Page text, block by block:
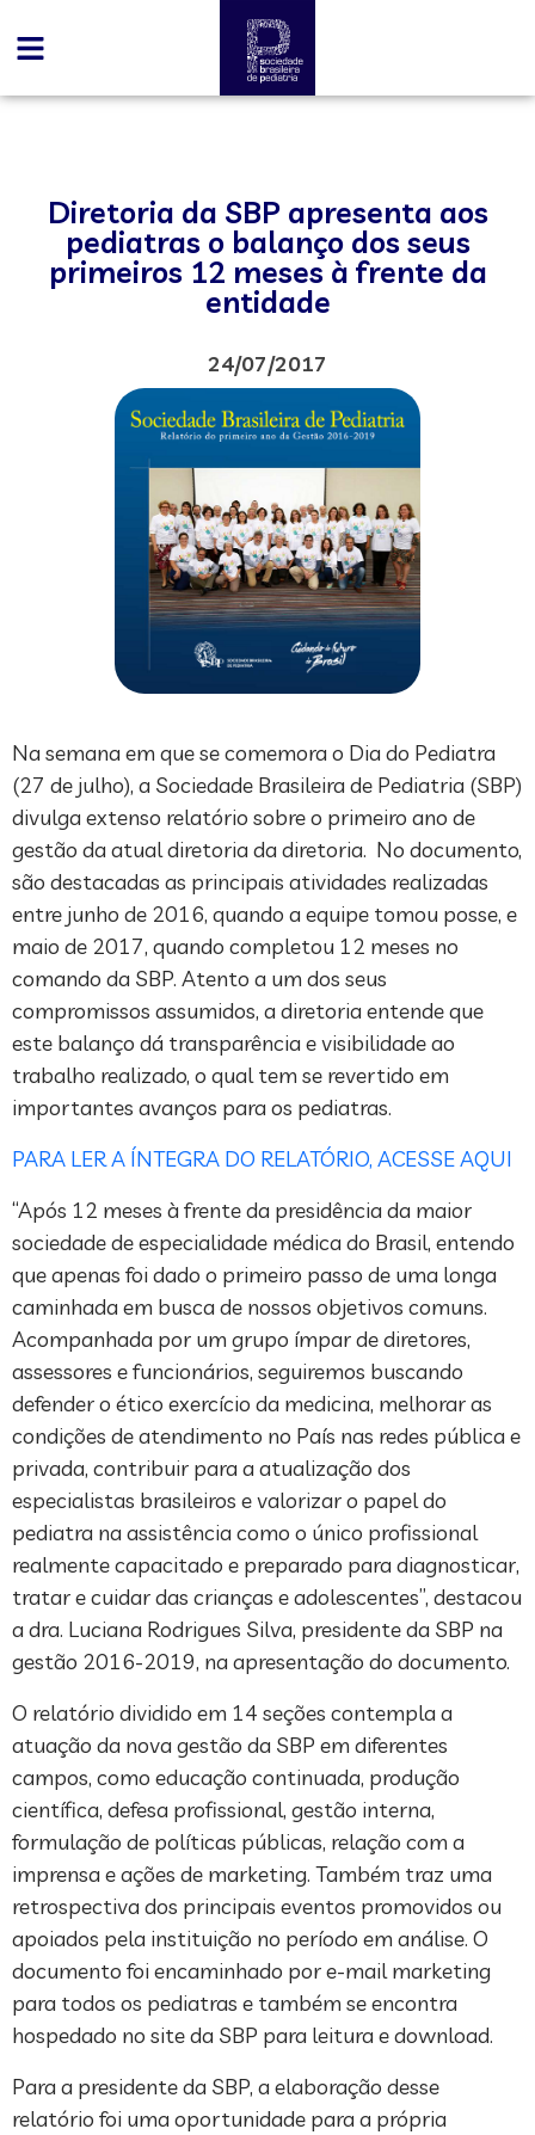
Diretoria da SBP apresenta aos
pediatras o balanço dos seus
primeiros 12 meses à frente da
entidade
24/07/2017
Na semana em que se comemora o Dia do Pediatra
(27 de julho), a Sociedade Brasileira de Pediatria (SBP)
divulga extenso relatório sobre o primeiro ano de
gestão da atual diretoria da diretoria. No documento,
são destacadas as principais atividades realizadas
entre junho de 2016, quando a equipe tomou posse, e
maio de 2017, quando completou 12 meses no
comando da SBP. Atento a um dos seus
compromissos assumidos, a diretoria entende que
este balanço dá transparência e visibilidade ao
trabalho realizado, o qual tem se revertido em
importantes avanços para os pediatras.
PARA LER A ÍNTEGRA DO RELATÓRIO, ACESSE AQUI
“Após 12 meses à frente da presidência da maior
sociedade de especialidade médica do Brasil, entendo
que apenas foi dado o primeiro passo de uma longa
caminhada em busca de nossos objetivos comuns.
Acompanhada por um grupo ímpar de diretores,
assessores e funcionários, seguiremos buscando
defender o ético exercício da medicina, melhorar as
condições de atendimento no País nas redes pública e
privada, contribuir para a atualização dos
especialistas brasileiros e valorizar o papel do
pediatra na assistência como o único profissional
realmente capacitado e preparado para diagnosticar,
tratar e cuidar das crianças e adolescentes”, destacou
a dra. Luciana Rodrigues Silva, presidente da SBP na
gestão 2016-2019, na apresentação do documento.
O relatório dividido em 14 seções contempla a
atuação da nova gestão da SBP em diferentes
campos, como educação continuada, produção
científica, defesa profissional, gestão interna,
formulação de políticas públicas, relação com a
imprensa e ações de marketing. Também traz uma
retrospectiva dos principais eventos promovidos ou
apoiados pela instituição no período em análise. O
documento foi encaminhado por e-mail marketing
para todos os pediatras e também se encontra
hospedado no site da SBP para leitura e download.
Para a presidente da SBP, a elaboração desse
relatório foi uma oportunidade para a própria